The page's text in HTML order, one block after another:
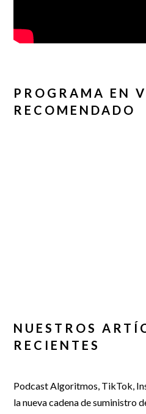
PROGRAMA EN
RECOMENDADO
NUESTROS
RECIENTES
Podcast Algoritmos, TikTok,
la nueva cadena de suministro